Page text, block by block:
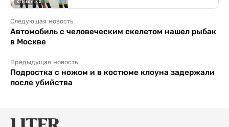
Следующая новость
Автомобиль с человеческим скелетом нашел рыбак
в Москве
Предыдущая новость
Подростка с ножом и в костюме клоуна задержали
после убийства